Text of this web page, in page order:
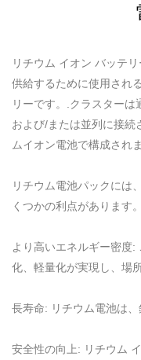
リチウム イオン バッテ
供給するために使用され
リーです。.クラスターは
および/または並列に接続
ムイオン電池で構成され
リチウム電池パックには
くつかの利点があります。
より高いエネルギー密度:
化、軽量化が実現し、場
長寿命: リチウム電池は、
安全性の向上: リチウム